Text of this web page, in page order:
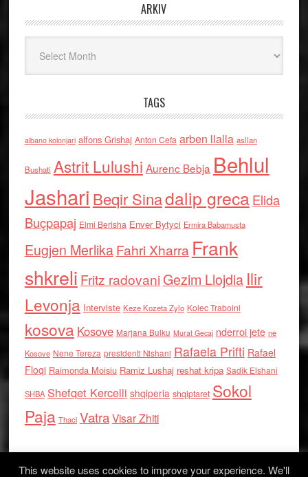
ARKIV
TAGS
albano kolonjari alfons Grishaj Anton Cefa arben llalla asllan
Bushati Astrit Lulushi Aurenc Bebja Behlul
Jashari Beqir Sinadalip grecaElida
Buçpapaj Elmi Berisha Enver Bytyci Ermira Babamusta
Eugjen MerlikaFahri Xharra Frank
shkreli Fritz radovaniGezim Llojdia Ilir
Levonja Interviste Keze Kozeta Zylo Kolec Traboini
kosova Kosove Marjana Bulku Murat Gecaj nderroi jete ne
Kosove Nene Tereza presidenti Nishani Rafaela Prifti Rafael
Floqi Raimonda Moisiu Ramiz Lushaj reshat kripa Sadik Elshani
SHBA Shefqet Kercelli shqiperia shqiptaret Sokol
Paja Thaci VatraVisar Zhiti
This website uses cookies to improve your experience. We'll